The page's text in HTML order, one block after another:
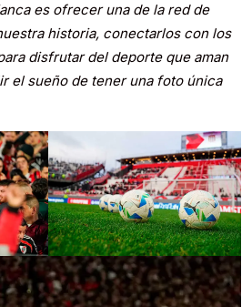
es ofrecer una de la red de
historia, conectarlos con los
disfrutar del deporte que aman
el sueño de tener una foto única